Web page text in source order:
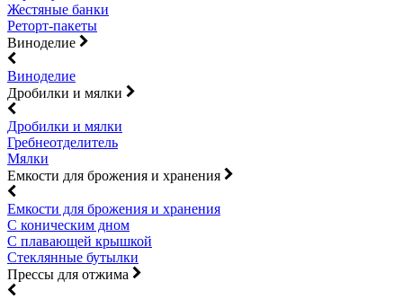
Жестяные банки
Реторт-пакеты
Виноделие
Виноделие
Дробилки и мялки
Дробилки и мялки
Гребнеотделитель
Мялки
Емкости для брожения и хранения
Емкости для брожения и хранения
С коническим дном
С плавающей крышкой
Стеклянные бутылки
Прессы для отжима